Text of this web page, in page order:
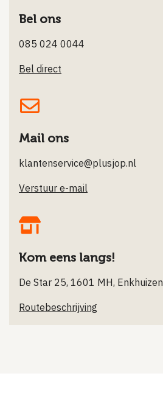
Bel ons
085 024 0044
Bel direct
Mail ons
klantenservice@plusjop.nl
Verstuur e-mail
Kom eens langs!
De Star 25, 1601 MH, Enkhuizen
Routebeschrijving